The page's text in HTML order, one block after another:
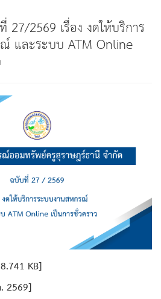
2569 เรื่อง งดให้บริการ
และระบบ ATM Online
KB]
2569]